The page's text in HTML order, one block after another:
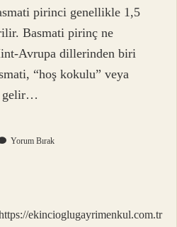
pirinci genellikle 1,5
Basmati pirinç ne
Avrupa dillerinden biri
“hoş kokulu” veya
gelir…
Yorum Bırak
ekincioglugayrimenkul.com.tr